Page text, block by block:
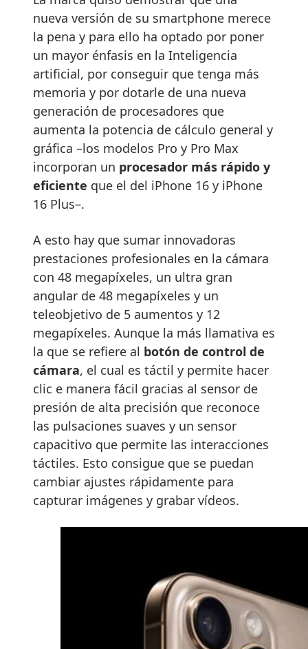
nueva versión de su smartphone merece
la pena y para ello ha optado por poner
un mayor énfasis en la Inteligencia
artificial, por conseguir que tenga más
memoria y por dotarle de una nueva
generación de procesadores que
aumenta la potencia de cálculo general y
gráfica –los modelos Pro y Pro Max
incorporan un procesador más rápido y
eficiente que el del iPhone 16 y iPhone
16 Plus–.
A esto hay que sumar innovadoras
prestaciones profesionales en la cámara
con 48 megapíxeles, un ultra gran
angular de 48 megapíxeles y un
teleobjetivo de 5 aumentos y 12
megapíxeles. Aunque la más llamativa es
la que se refiere al botón de control de
cámara, el cual es táctil y permite hacer
clic e manera fácil gracias al sensor de
presión de alta precisión que reconoce
las pulsaciones suaves y un sensor
capacitivo que permite las interacciones
táctiles. Esto consigue que se puedan
cambiar ajustes rápidamente para
capturar imágenes y grabar vídeos.